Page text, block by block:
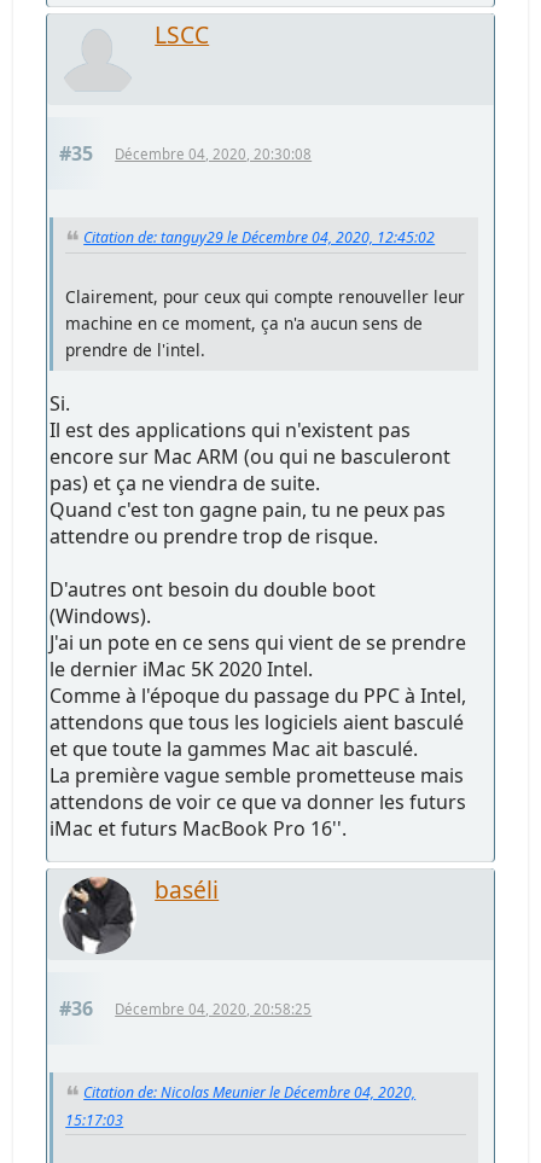
LSCC
#35 Décembre 04, 2020, 20:30:08
Citation de: tanguy29 le Décembre 04, 2020, 12:45:02
Clairement, pour ceux qui compte renouveller leur
machine en ce moment, ça n'a aucun sens de
prendre de l'intel.
Si.
Il est des applications qui n'existent pas
encore sur Mac ARM (ou qui ne basculeront
pas) et ça ne viendra de suite.
Quand c'est ton gagne pain, tu ne peux pas
attendre ou prendre trop de risque.
D'autres ont besoin du double boot
(Windows).
J'ai un pote en ce sens qui vient de se prendre
le dernier iMac 5K 2020 Intel.
Comme à l'époque du passage du PPC à Intel,
attendons que tous les logiciels aient basculé
et que toute la gammes Mac ait basculé.
La première vague semble prometteuse mais
attendons de voir ce que va donner les futurs
iMac et futurs MacBook Pro 16''.
baséli
#36 Décembre 04, 2020, 20:58:25
Citation de: Nicolas Meunier le Décembre 04, 2020,
15:17:03